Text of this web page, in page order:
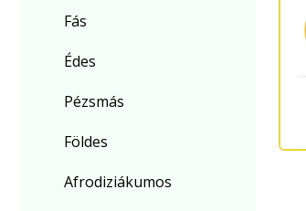
Fás
Édes
Pézsmás
Földes
Afrodiziákumos